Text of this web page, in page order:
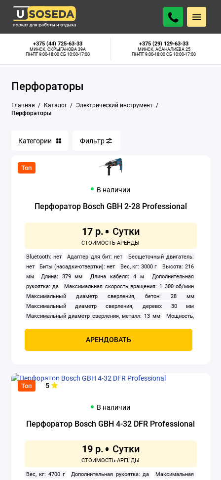
+375 (44) 725-63-33
МИНСК, СКРЫГАНОВА 39А
ПН-ПТ 9:00-18:00 СБ 10:00-17:00
+375 (29) 129-63-33
МИНСК, АСАНАЛИЕВА 25
ПН-ПТ 9:00-18:00 СБ 10:00-17:00
Перфораторы
Главная Каталог
Электрический инструмент
Перфораторы
Аппараты для сварки труб
Бетонорезы
Болгарки
Граверы
Компрессоры
Краскораспылители
Мойки высокого давления
Осушители воздуха
Отбойные молотки
Сварочное оборудование
Строительные пылесосы
Категории Фильтр
Топ
В наличии
Перфоратор Bosch GBH 2-28 Professional
17 р.
Bluetooth: нет Адаптер для бит: нет
Бесщеточный двигатель:
нет
Биты (насадки-отвертки): нет Вес, кг: 3000 г
Высота: 216
мм
Длина: 379 мм Длина кабеля: 4 м
Дополнительная
рукоятка: да
Максимальная скорость вращения: 1 300 об/мин
Максимальный диаметр сверления, бетон: 28 мм
Максимальный диаметр сверления, дерево: 30 мм
Максимальный диаметр сверления, металл: 13 мм
Мощность,
АРЕНДОВАТЬ
Топ 5
В наличии
Перфоратор Bosch GBH 4-32 DFR Professional
19 р.
Вес, кг: 4700 г Дополнительная рукоятка: да
Максимальная